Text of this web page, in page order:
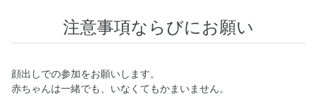
注意事項ならびにお願い
顔出しでの参加をお願いします。
赤ちゃんは一緒でも、いなくてもかまいません。